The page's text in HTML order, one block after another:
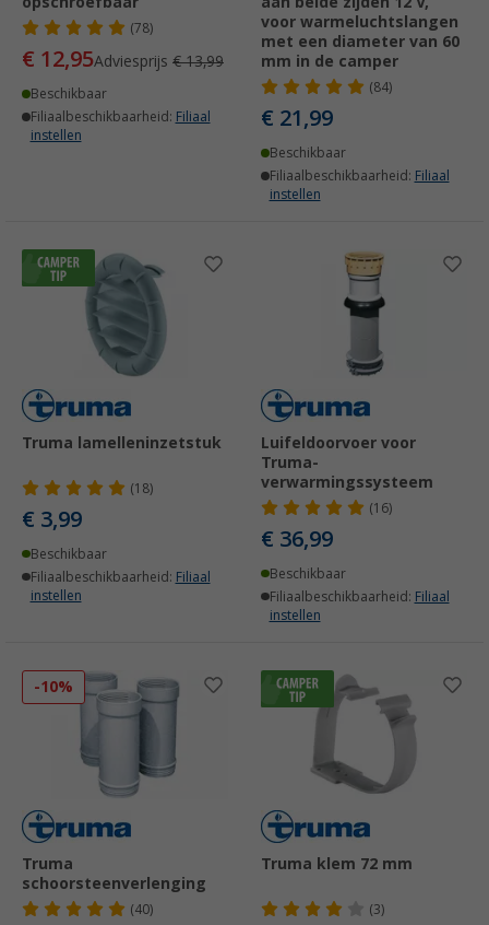
(78)
€ 12,95Adviesprijs € 13,99
Beschikbaar
Filiaalbeschikbaarheid: Filiaal
instellen
voor warmeluchtslangen
met een diameter van 60
mm in de camper
(84)
€ 21,99
Beschikbaar
Filiaalbeschikbaarheid: Filiaal
instellen
Truma lamelleninzetstuk
(18)
€ 3,99
Beschikbaar
Filiaalbeschikbaarheid: Filiaal
instellen
Luifeldoorvoer voor
Truma-
verwarmingssysteem
(16)
€ 36,99
Beschikbaar
Filiaalbeschikbaarheid: Filiaal
instellen
-10%
Truma
schoorsteenverlenging
(40)
Truma klem 72 mm
(3)